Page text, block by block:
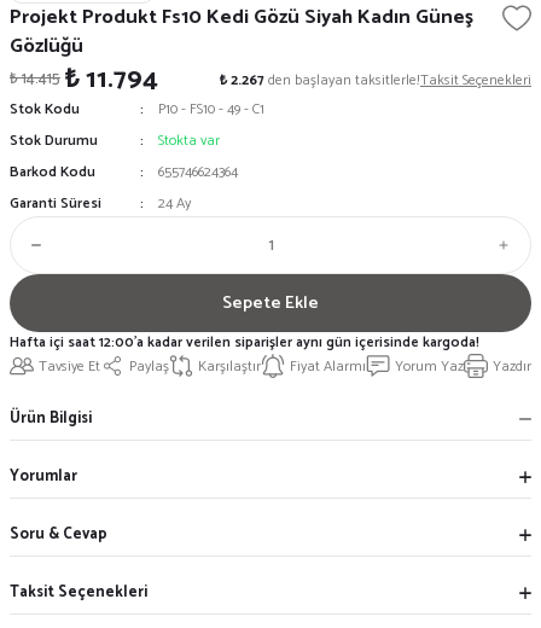
Projekt Produkt Fs10 Kedi Gözü Siyah Kadın Güneş
Gözlüğü
₺ 14.415₺ 11.794 ₺ 2.267den başlayan taksitlerle!Taksit Seçenekleri
Stok Kodu
P10 - FS10 - 49 - C1
Stok Durumu
Stokta var
Barkod Kodu
655746624364
Garanti Süresi
24 Ay
Sepete Ekle
Tavsiye Et Paylaş Karşılaştır Fiyat Alarmı Yorum Yaz Yazdır
Hafta içi saat 12:00'a kadar verilen siparişler aynı gün içerisinde kargoda!
Ürün Bilgisi
Yorumlar
Soru & Cevap
Taksit Seçenekleri